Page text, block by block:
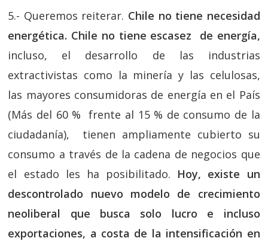
5.- Queremos reiterar. Chile no tiene necesidad
energética. Chile no tiene escasez de energía,
incluso, el desarrollo de las industrias
extractivistas como la minería y las celulosas,
las mayores consumidoras de energía en el País
(Más del 60 % frente al 15 % de consumo de la
ciudadanía), tienen ampliamente cubierto su
consumo a través de la cadena de negocios que
el estado les ha posibilitado. Hoy, existe un
descontrolado nuevo modelo de crecimiento
neoliberal que busca solo lucro e incluso
exportaciones, a costa de la intensificación en